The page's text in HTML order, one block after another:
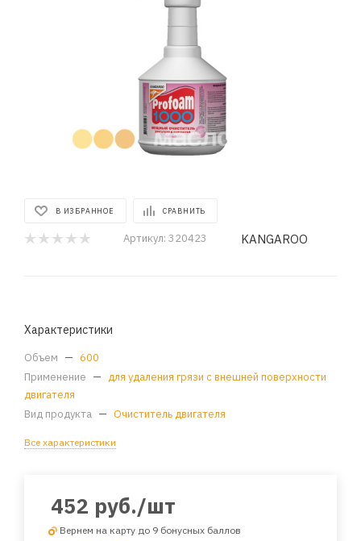
В ИЗБРАННОЕ СРАВНИТЬ
Артикул: 320423 KANGAROO
Характеристики
Объем — 600
Применение — для удаления грязи с внешней поверхности
двигателя
Вид продукта — Очиститель двигателя
Все характеристики
452 руб./шт
Вернем на карту до 9 бонусных баллов